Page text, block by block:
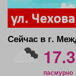
Сейчас в г.
пасмурно